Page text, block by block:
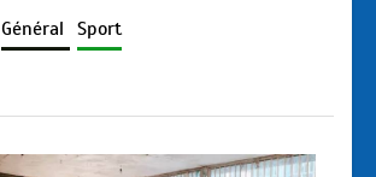
Général Sport